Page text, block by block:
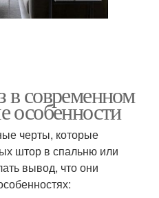
современном
черты, которые
штор в спальню или
вывод, что они